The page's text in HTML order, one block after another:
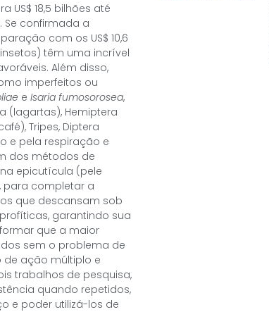
18,5 bilhões até
Se confirmada a
com os US$ 10,6
têm uma incrível
Além disso,
imperfeitos ou
e Isaria fumosorosea,
(lagartas), Hemiptera
Tripes, Diptera
e pela respiração e
dos métodos de
epicutícula (pele
para completar a
que descansam sob
garantindo sua
que a maior
sem o problema de
de ação múltiplo e
trabalhos de pesquisa,
quando repetidos,
e poder utilizá-los de